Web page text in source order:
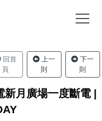
回首
頁
上一
則
下一
則
新月廣場一度斷電 |